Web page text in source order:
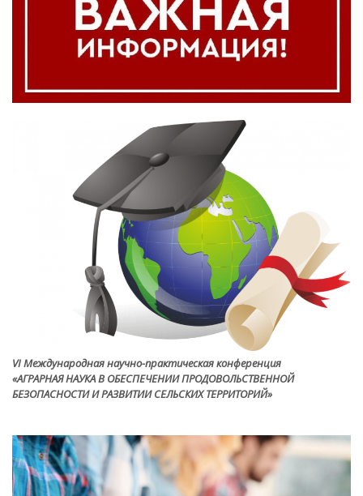
VI Международная научно-практическая конференция
«АГРАРНАЯ НАУКА В ОБЕСПЕЧЕНИИ ПРОДОВОЛЬСТВЕННОЙ
БЕЗОПАСНОСТИ И РАЗВИТИИ СЕЛЬСКИХ ТЕРРИТОРИЙ»